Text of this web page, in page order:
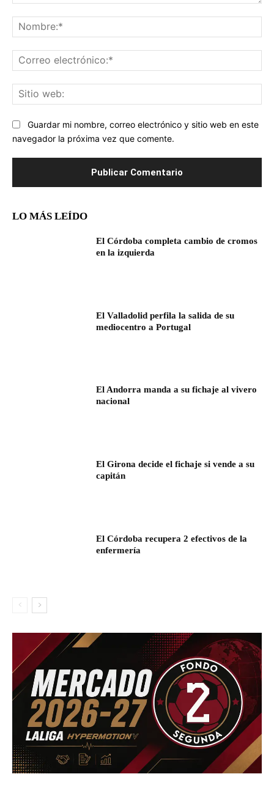
Guardar mi nombre, correo electrónico y sitio web en este
navegador la próxima vez que comente.
LO MÁS LEÍDO
El Córdoba completa cambio de cromos
en la izquierda
El Valladolid perfila la salida de su
mediocentro a Portugal
El Andorra manda a su fichaje al vivero
nacional
El Girona decide el fichaje si vende a su
capitán
El Córdoba recupera 2 efectivos de la
enfermería